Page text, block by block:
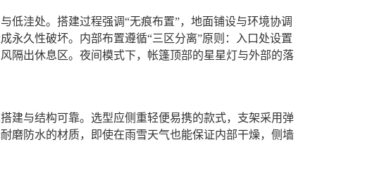
低洼处。搭建过程强调“无痕布置”，地面铺设与环境协调
永久性破坏。内部布置遵循“三区分离”原则：入口处设置
隔出休息区。夜间模式下，帐篷顶部的星星灯与外部的落
建与结构可靠。选型应侧重轻便易携的款式，支架采用弹
磨防水的材质，即使在雨雪天气也能保证内部干燥，侧墙